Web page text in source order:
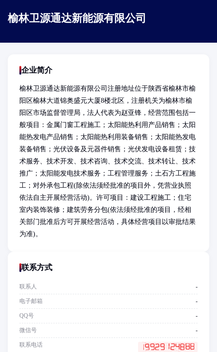
榆林卫源通达新能源有限公司
企业简介
榆林卫源通达新能源有限公司注册地址位于陕西省榆林市榆
阳区榆林大道锦奥盛元大厦8楼北区，注册机关为榆林市榆
阳区市场监督管理局，法人代表为赵亚锋，经营范围包括一
般项目：金属门窗工程施工；太阳能热利用产品销售；太阳
能热发电产品销售；太阳能热利用装备销售；太阳能热发电
装备销售；光伏设备及元器件销售；光伏发电设备租赁；技
术服务、技术开发、技术咨询、技术交流、技术转让、技术
推广；太阳能发电技术服务；工程管理服务；土石方工程施
工；对外承包工程(除依法须经批准的项目外，凭营业执照
依法自主开展经营活动)。许可项目：建设工程施工；住宅
室内装饰装修；建筑劳务分包(依法须经批准的项目，经相
关部门批准后方可开展经营活动，具体经营项目以审批结果
为准)。
联系方式
联系人 -
电子邮箱 -
QQ号 -
微信号 -
联系电话